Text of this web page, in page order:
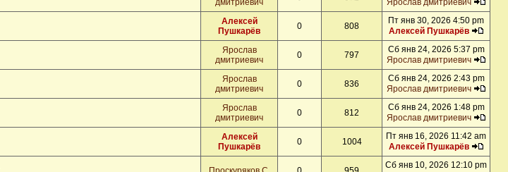
дмитриевич
Ярослав дмитриевич
Алексей
Пушкарёв
0 808
Пт янв 30, 2026 4:50 pm
Алексей Пушкарёв
Ярослав
дмитриевич
0 797
Сб янв 24, 2026 5:37 pm
Ярослав дмитриевич
Ярослав
дмитриевич
0 836
Сб янв 24, 2026 2:43 pm
Ярослав дмитриевич
Ярослав
дмитриевич
0 812
Сб янв 24, 2026 1:48 pm
Ярослав дмитриевич
Алексей
Пушкарёв
0 1004
Пт янв 16, 2026 11:42 am
Алексей Пушкарёв
Сб янв 10, 2026 12:10 pm